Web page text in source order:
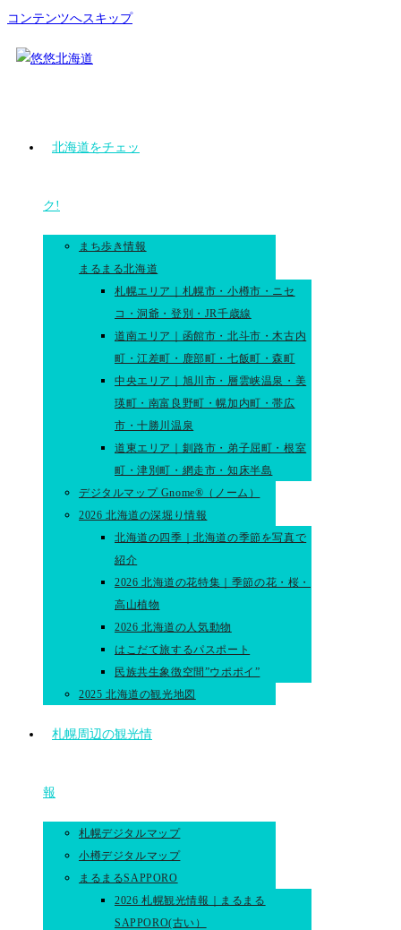
コンテンツへスキップ
北海道をチェッ
ク!
まち歩き情報
まるまる北海道
札幌エリア｜札幌市・小樽市・ニセ
コ・洞爺・登別・JR千歳線
道南エリア｜函館市・北斗市・木古内
町・江差町・鹿部町・七飯町・森町
中央エリア｜旭川市・層雲峡温泉・美
瑛町・南富良野町・幌加内町・帯広
市・十勝川温泉
道東エリア｜釧路市・弟子屈町・根室
町・津別町・網走市・知床半島
デジタルマップ Gnome®（ノーム）
2026 北海道の深堀り情報
北海道の四季｜北海道の季節を写真で
紹介
2026 北海道の花特集｜季節の花・桜・
高山植物
2026 北海道の人気動物
はこだて旅するパスポート
民族共生象徴空間”ウポポイ”
2025 北海道の観光地図
札幌周辺の観光情
報
札幌デジタルマップ
小樽デジタルマップ
まるまるSAPPORO
2026 札幌観光情報｜まるまる
SAPPORO(古い）